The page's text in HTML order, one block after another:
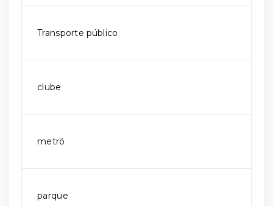
Transporte público
clube
metrô
parque